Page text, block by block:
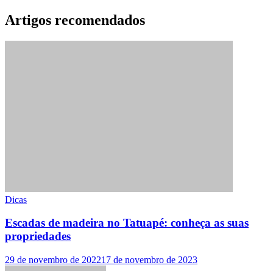
Artigos recomendados
Dicas
Escadas de madeira no Tatuapé: conheça as suas
propriedades
29 de novembro de 202217 de novembro de 2023